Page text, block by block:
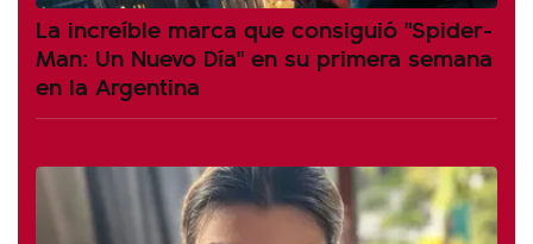
La increíble marca que consiguió "Spider-
Man: Un Nuevo Día" en su primera semana
en la Argentina